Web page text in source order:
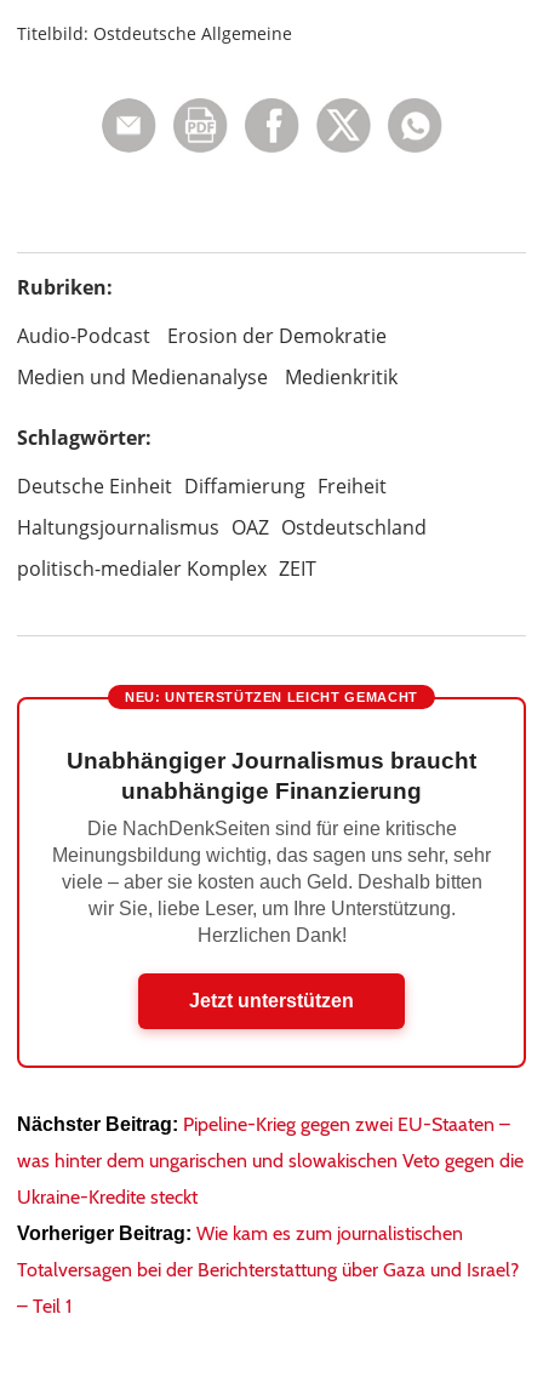
Titelbild: Ostdeutsche Allgemeine
Rubriken:
Audio-Podcast
Erosion der Demokratie
Medien und Medienanalyse
Medienkritik
Schlagwörter:
Deutsche Einheit Diffamierung Freiheit
Haltungsjournalismus OAZ Ostdeutschland
politisch-medialer Komplex ZEIT
NEU: UNTERSTÜTZEN LEICHT GEMACHT
Unabhängiger Journalismus braucht
unabhängige Finanzierung
Die NachDenkSeiten sind für eine kritische
Meinungsbildung wichtig, das sagen uns sehr, sehr
viele – aber sie kosten auch Geld. Deshalb bitten
wir Sie, liebe Leser, um Ihre Unterstützung.
Herzlichen Dank!
Jetzt unterstützen
Nächster Beitrag: Pipeline-Krieg gegen zwei EU-Staaten –
was hinter dem ungarischen und slowakischen Veto gegen die
Ukraine-Kredite steckt
Vorheriger Beitrag: Wie kam es zum journalistischen
Totalversagen bei der Berichterstattung über Gaza und Israel?
– Teil 1